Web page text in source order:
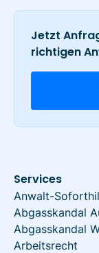
Jetzt
richtigen
Services
Anwalt-
Abgasskandal
Abgasskandal
Arbeitsrecht